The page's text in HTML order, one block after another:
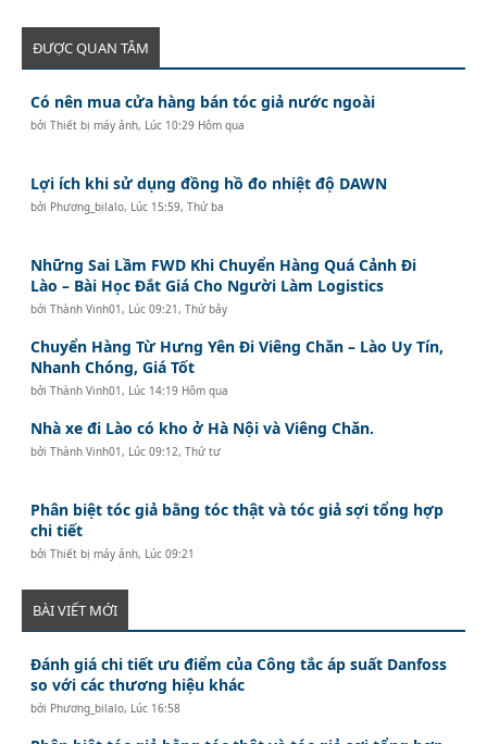
ĐƯỢC QUAN TÂM
Có nên mua cửa hàng bán tóc giả nước ngoài
bởiThiết bị máy ảnh, Lúc 10:29 Hôm qua
Lợi ích khi sử dụng đồng hồ đo nhiệt độ DAWN
bởi Phương_bilalo, Lúc 15:59, Thứ ba
Những Sai Lầm FWD Khi Chuyển Hàng Quá Cảnh Đi
Lào – Bài Học Đắt Giá Cho Người Làm Logistics
bởiThành Vinh01 , Lúc 09:21, Thứ bảy
Chuyển Hàng Từ Hưng Yên Đi Viêng Chăn – Lào Uy Tín,
Nhanh Chóng, Giá Tốt
bởiThành Vinh01 , Lúc 14:19 Hôm qua
Nhà xe đi Lào có kho ở Hà Nội và Viêng Chăn.
bởiThành Vinh01 , Lúc 09:12, Thứ tư
Phân biệt tóc giả bằng tóc thật và tóc giả sợi tổng hợp
chi tiết
bởiThiết bị máy ảnh, Lúc 09:21
BÀI VIẾT MỚI
Đánh giá chi tiết ưu điểm của Công tắc áp suất Danfoss
so với các thương hiệu khác
bởi Phương_bilalo, Lúc 16:58